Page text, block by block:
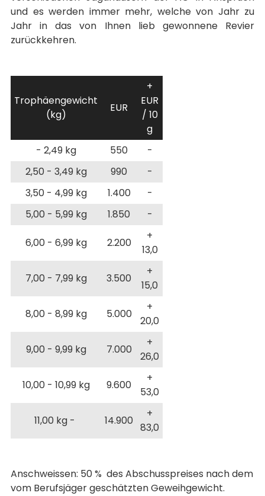
und es werden immer mehr, welche von Jahr zu
Jahr in das von Ihnen lieb gewonnene Revier
zurückkehren.
Trophäengewicht
(kg)
EUR
+
EUR
/ 10
g
- 2,49 kg
550
-
2,50 - 3,49 kg
990
-
3,50 - 4,99 kg
1.400
-
5,00 - 5,99 kg
1.850 -
6,00 - 6,99 kg 2.200
+
13,0
7,00 - 7,99 kg 3.500
+
15,0
8,00 - 8,99 kg 5.000
+
20,0
9,00 - 9,99 kg 7.000
+
26,0
10,00 - 10,99 kg 9.600
+
53,0
11,00 kg - 14.900
+
83,0
Anschweissen: 50 % des Abschusspreises nach dem
vom Berufsjäger geschätzten Geweihgewicht.